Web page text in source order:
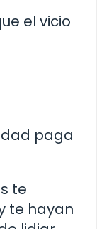
el vicio
paga
te
te hayan